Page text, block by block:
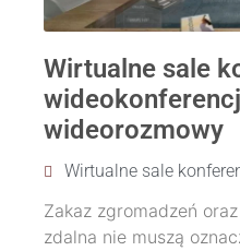
Wirtualne sale
wideorozmowy
Wirtualne sale
Zakaz zgromadzeń
zdalna nie muszą